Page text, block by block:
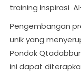
training Inspirasi
Pengembangan
unik yang
Pondok
ini dapat